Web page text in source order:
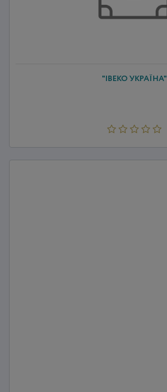
"ІВЕКО УКРАЇНА"